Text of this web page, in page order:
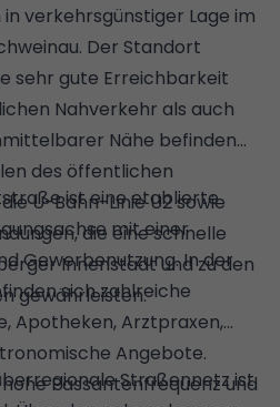
verkehrsgünstiger Lage im
Der Standort
sehr gute Erreichbarkeit
Nahverkehr als auch
Nähe befinden
des öffentlichen
U-Bahn-Linie U2 sowie
die eine schnelle
Innenstadt und zu den
gewährleisten.
ist eine etablierte
mit einer
Gewerbenutzung. In der
sich zahlreiche
Apotheken, Arztpraxen,
Angebote.
Passantenfrequenz und
Straßennetz ist